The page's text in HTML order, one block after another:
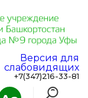
Версия для
слабовидящих
+7(347)216-33-81